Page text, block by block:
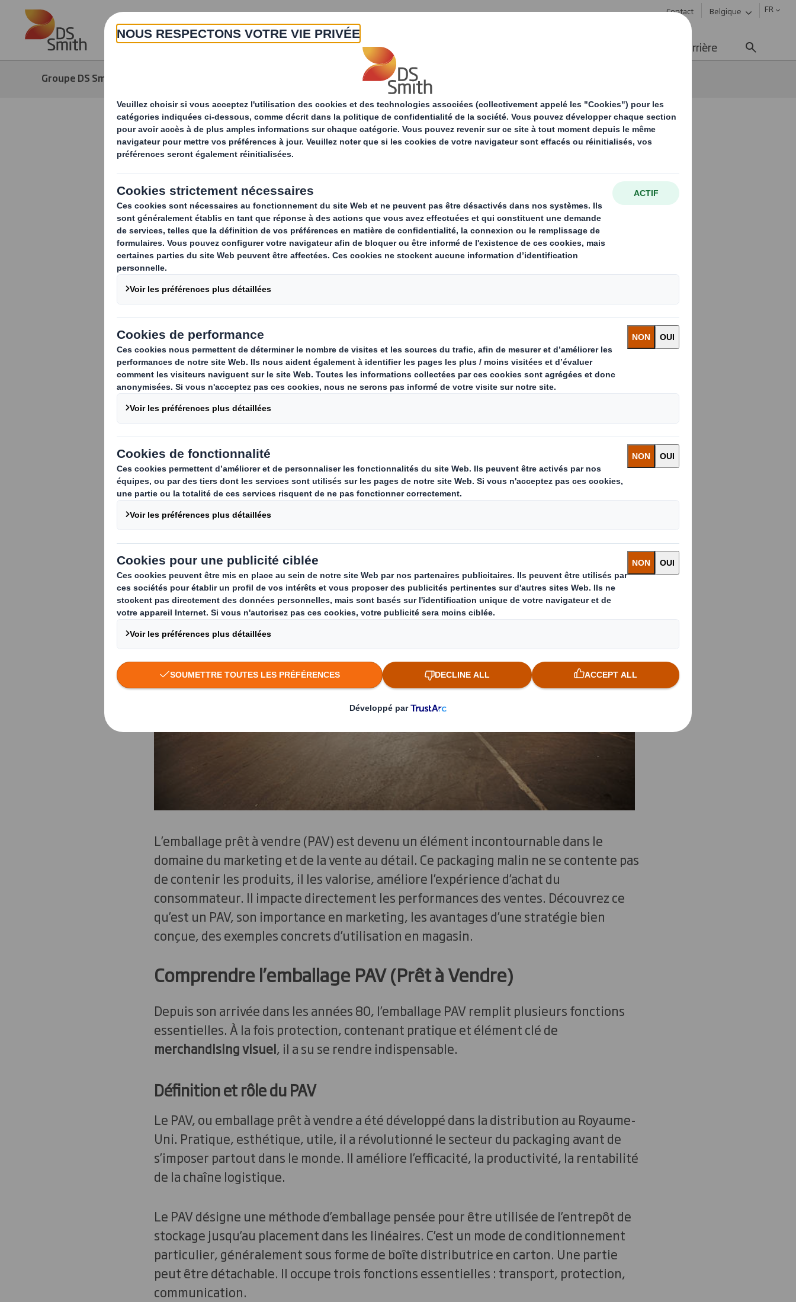
Skip to main content Contact Belgique FR
A propos Produits & Services Carrière
Groupe DS Smith les avantages de l'emballage prêt à vendre et ses fonctions et usages
Les avantages de l’emballage prêt à
vendre, ses fonctions et usages
Découvrez l'univers captivant de l'emballage prêt à vendre
(PAV), une stratégie marketing incontournable qui transcende
la simple fonction de protection des produits. Explorez des
exemples concrets d'utilisation en magasin, comprenez les
différentes catégories de PAV (SRP et RRP) et leur impact sur
les ventes et l'expérience client.
L’emballage prêt à vendre (PAV) est devenu un élément incontournable dans le
domaine du marketing et de la vente au détail. Ce packaging malin ne se contente pas
de contenir les produits, il les valorise, améliore l’expérience d’achat du
consommateur. Il impacte directement les performances des ventes. Découvrez ce
qu’est un PAV, son importance en marketing, les avantages d’une stratégie bien
conçue, des exemples concrets d’utilisation en magasin.
Comprendre l’emballage PAV (Prêt à Vendre)
Depuis son arrivée dans les années 80, l’emballage PAV remplit plusieurs fonctions
essentielles. À la fois protection, contenant pratique et élément clé de
merchandising visuel, il a su se rendre indispensable.
Définition et rôle du PAV
Le PAV, ou emballage prêt à vendre a été développé dans la distribution au Royaume-
Uni. Pratique, esthétique, utile, il a révolutionné le secteur du packaging avant de
s’imposer partout dans le monde. Il améliore l’efficacité, la productivité, la rentabilité
de la chaîne logistique.
Le PAV désigne une méthode d’emballage pensée pour être utilisée de l’entrepôt de
stockage jusqu’au placement dans les linéaires. C’est un mode de conditionnement
particulier, généralement sous forme de boîte distributrice en carton. Une partie
peut être détachable. Il occupe trois fonctions essentielles : transport, protection,
communication.